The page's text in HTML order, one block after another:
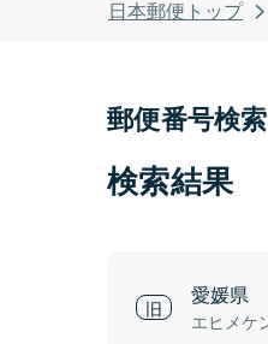
日本郵便トップ
郵便番号検索
検索結果
愛媛県
エヒメケ